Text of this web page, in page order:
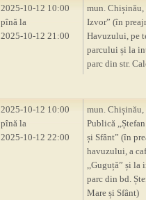
2025-10-12 10:00
pînă la
2025-10-12 21:00
mun. Chișinău,
Izvor” (în
Havuzului, pe
parcului și la
parc din str.
2025-10-12 10:00
pînă la
2025-10-12 22:00
mun. Chișinău,
Publică
și Sfânt” (în
havuzului, a
,,Guguță” și la
parc din bd.
Mare și Sfânt)